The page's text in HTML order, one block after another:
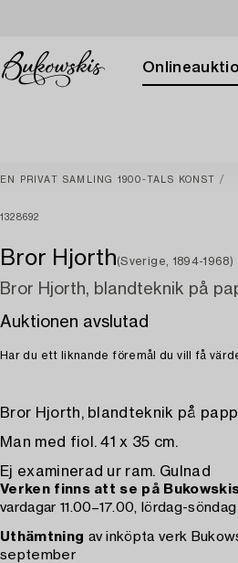
EN PRIVAT SAMLING 1900-TALS KONST
1328692
Bror Hjorth(Sverige, 1894-1968)
Bror Hjorth, blandteknik på
Auktionen avslutad
Har du ett liknande föremål du vill få
Bror Hjorth, blandteknik på
Man med fiol. 41 x 35 cm.
Ej examinerad ur ram. Gulnad
Verken finns att se på
vardagar 11.00–17.00, lördag-söndag
Uthämtning av inköpta verk
september